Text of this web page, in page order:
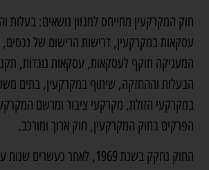
חוק המקרקעין מתייחס למגוון נושאים: בעלות
עסקאות במקרקעין, דרישות הרישום של
המעניקה תוקף לעסקאות, עסקאות נוגדות,
הבעלות וההחזקה, שיתוף במקרקעין, בתים
במקרקעי הזולת, מקרקעי ציבור ומרשם
הפרקים בחוק המקרקעין, חוק ארוך ומורכב.
החוק נחקק בשנת 1969, לאחר